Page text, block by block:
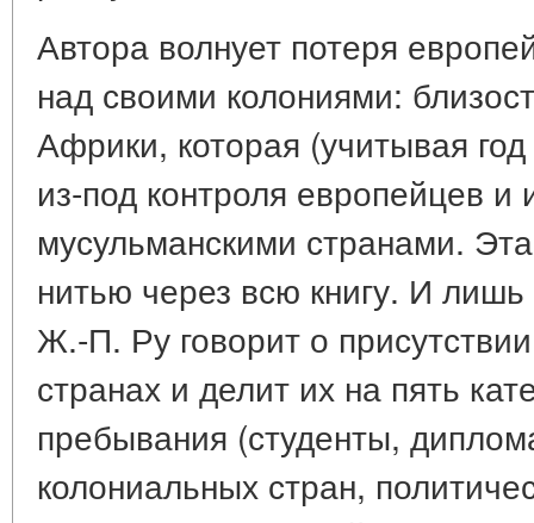
Автора волнует потеря
над своими колониями:
Африки, которая (учитывая
из-под контроля европейцев и
мусульманскими странами.
нитью через всю книгу. И лишь
Ж.-П. Ру говорит о
странах и делит их на пять
пребывания (студенты,
колониальных стран,